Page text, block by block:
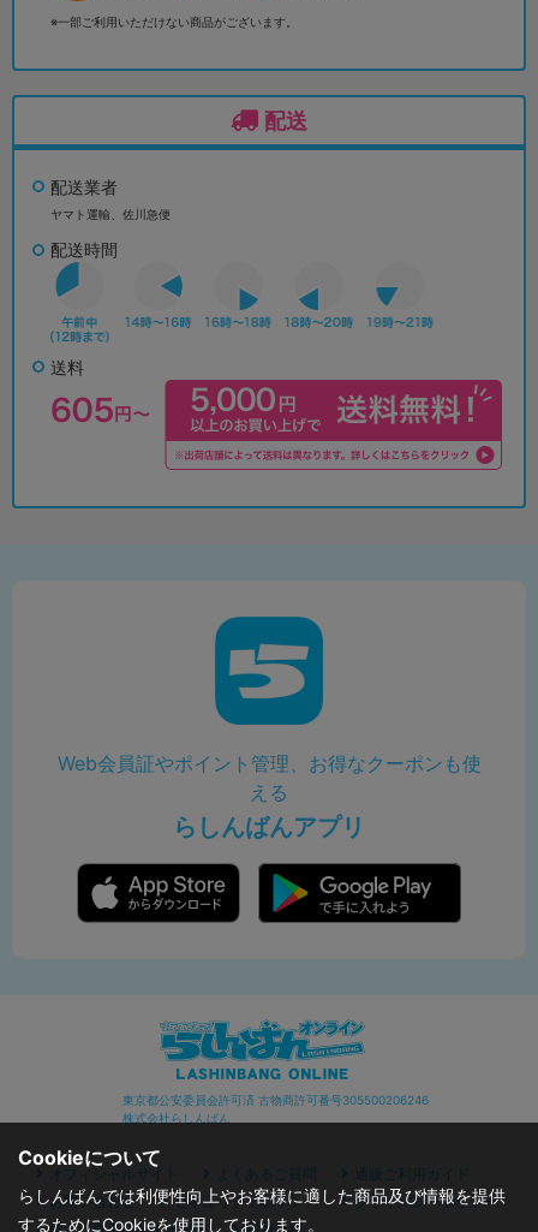
※一部ご利用いただけない商品がございます。
配送
配送業者
ヤマト運輸、佐川急便
配送時間
送料
Web会員証やポイント管理、お得なクーポンも使
える
らしんばんアプリ
東京都公安委員会許可済 古物商許可番号305500206246
株式会社らしんばん
オフィシャルサイト よくあるご質問
通販ご利用ガイド
お問い合わせ
セキュリティポリシー
プライバシーポリシー
Cookieについて
らしんばんでは利便性向上やお客様に適した商品及び情報を提供
するためにCookieを使用しております。